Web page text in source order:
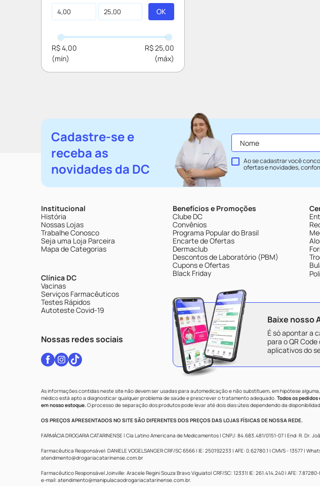
Dipirona
R$ 4,00 R$ 25,00
Cadastre-se e
receba as
novidades da DC
Ao se cadastrar você
ofertas e novidades,
Institucional
História
Nossas Lojas
Trabalhe Conosco
Seja uma Loja Parceira
Mapa de Categorias
Clínica DC
Vacinas
Serviços Farmacêuticos
Testes Rápidos
Autoteste Covid-19
Nossas redes sociais
Benefícios e Promoções
Clube DC
Convênios
Programa Popular do Brasil
Encarte de Ofertas
Dermaclub
Descontos de Laboratório (PBM)
Cupons e Ofertas
Black Friday
Baixe nosso
É só apontar a
para o QR
aplicativos do
As informações contidas neste site não devem ser usadas para automedicação e não substituem, em hipótese
médico está apto a diagnosticar qualquer problema de saúde e prescrever o tratamento adequado. Todos os
em nosso estoque.O processo de separação dos produtos pode levar até dois dias úteis dependendo da
OS PREÇOS APRESENTADOS NO SITE SÃO DIFERENTES DOS PREÇOS DAS LOJAS FÍSICAS DE NOSSA REDE.
FARMÁCIA DROGARIA CATARINENSE | Cia Latino Americana de Medicamentos | CNPJ: 84.683.481/0151-07 | End: R. Dr.
Farmacêutica Responsável: DANIELE VOGELSANGER CRF/SC 6566 | IE: 250192233 | AFE: 0.62780.1 | CMVS - 13577 |
atendimento@drogariacatarinense.com.br
Farmacêutico Responsável Joinville: Aracele Regini Souza Bravo Viguiato| CRF/SC: 12331| IE: 261.414.240 | AFE:
e-mail: atendimento@manipulacaodrogariacatarinense.com.br.